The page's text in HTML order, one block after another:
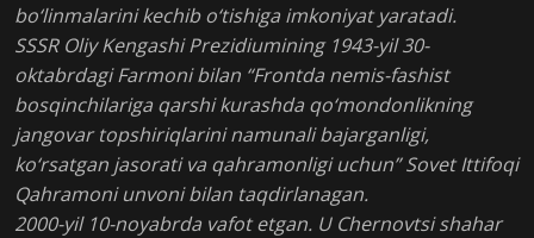
bo‘linmalarini kechib o‘tishiga imkoniyat yaratadi.
SSSR Oliy Kengashi Prezidiumining 1943-yil 30-
oktabrdagi Farmoni bilan “Frontda nemis-fashist
bosqinchilariga qarshi kurashda qo‘mondonlikning
jangovar topshiriqlarini namunali bajarganligi,
ko‘rsatgan jasorati va qahramonligi uchun” Sovet Ittifoqi
Qahramoni unvoni bilan taqdirlanagan.
2000-yil 10-noyabrda vafot etgan. U Chernovtsi shahar